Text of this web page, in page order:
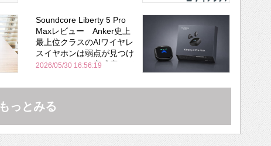
Soundcore Liberty 5 Pro
Maxレビュー Anker史上
最上位クラスのAIワイヤレ
スイヤホンは弱点が見つけ
づらいくらいの完成度にび
Bose並み
2026/05/30 16:56:19
もっとみる